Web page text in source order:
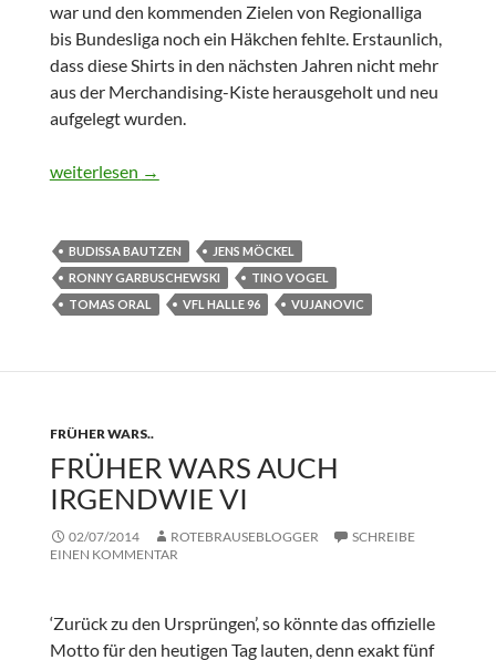
war und den kommenden Zielen von Regionalliga
bis Bundesliga noch ein Häkchen fehlte. Erstaunlich,
dass diese Shirts in den nächsten Jahren nicht mehr
aus der Merchandising-Kiste herausgeholt und neu
aufgelegt wurden.
Throwback KW 17
weiterlesen →
BUDISSA BAUTZEN
JENS MÖCKEL
RONNY GARBUSCHEWSKI
TINO VOGEL
TOMAS ORAL
VFL HALLE 96 VUJANOVIC
FRÜHER WARS..
FRÜHER WARS AUCH
IRGENDWIE VI
02/07/2014 ROTEBRAUSEBLOGGER
SCHREIBE
EINEN KOMMENTAR
‘Zurück zu den Ursprüngen’, so könnte das offizielle
Motto für den heutigen Tag lauten, denn exakt fünf